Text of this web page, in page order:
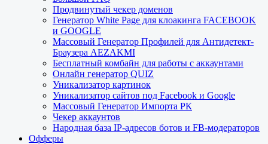
Продвинутый чекер доменов
Генератор White Page для клоакинга FACEBOOK
и GOOGLE
Массовый Генератор Профилей для Антидетект-
Браузера AEZAKMI
Бесплатный комбайн для работы с аккаунтами
Онлайн генератор QUIZ
Уникализатор картинок
Уникализатор сайтов под Facebook и Google
Массовый Генератор Импорта РК
Чекер аккаунтов
Народная база IP-адресов ботов и FB-модераторов
Офферы